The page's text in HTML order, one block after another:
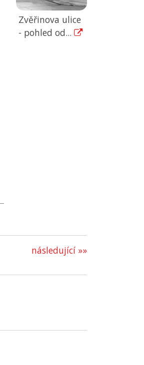
Zvěřinova ulice
- pohled od...
následující »»